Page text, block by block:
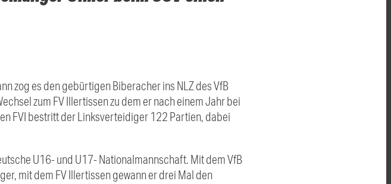
zog es den gebürtigen Biberacher ins NLZ des VfB
zum FV Illertissen zu dem er nach einem Jahr bei
FVI bestritt der Linksverteidiger 122 Partien, dabei
U16- und U17- Nationalmannschaft. Mit dem VfB
mit dem FV Illertissen gewann er drei Mal den